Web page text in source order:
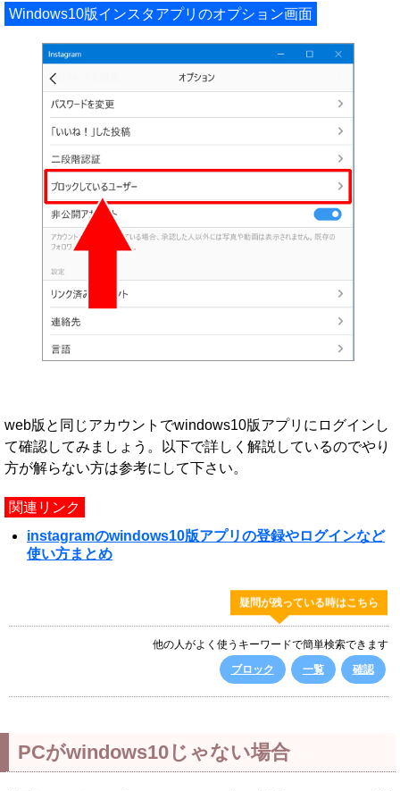
Windows10版インスタアプリのオプション画面
web版と同じアカウントでwindows10版アプリにログインし
て確認してみましょう。以下で詳しく解説しているのでやり
方が解らない方は参考にして下さい。
関連リンク
instagramのwindows10版アプリの登録やログインなど
使い方まとめ
疑問が残っている時はこちら
他の人がよく使うキーワードで簡単検索できます
ブロック
一覧 確認
PCがwindows10じゃない場合